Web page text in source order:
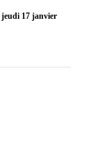
jeudi 17 janvier